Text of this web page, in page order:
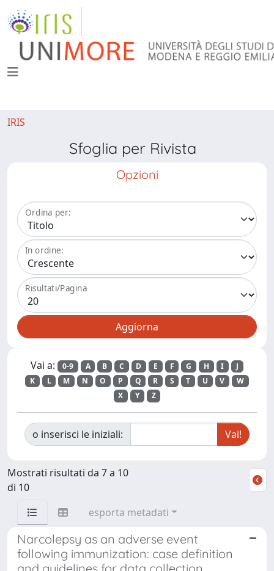
IRIS
Sfoglia per Rivista
Opzioni
Ordina per:
In ordine:
Risultati/Pagina
Vai a: 0-9 A B C D E F G H I
J
K
L M N O P Q R S T U V
W
X
Y Z
o inserisci le iniziali:
Mostrati risultati da 7 a 10
di 10
esporta metadati
Narcolepsy as an adverse event
following immunization: case definition